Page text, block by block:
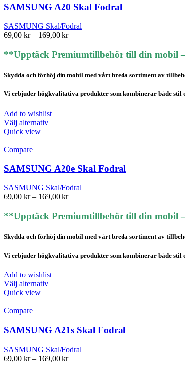
varianter.
De
olika
alternativen
kan
väljas
på
SAMSUNG A20 Skal Fodral
SASMUNG Skal/Fodral
69,00 kr – 169,00 krPrisintervall:
till
**Upptäck Premiumtillbehör till din mobil
Skydda och förhöj din mobil med vårt breda sortiment av
Vi erbjuder högkvalitativa produkter som kombinerar både
Add to wishlist
Välj alternativDen
varianter.
olika
alternativen
kan
väljas
på
Quick view
Compare
SAMSUNG A20e Skal Fodral
SASMUNG Skal/Fodral
69,00 kr – 169,00 krPrisintervall:
till
**Upptäck Premiumtillbehör till din mobil
Skydda och förhöj din mobil med vårt breda sortiment av
Vi erbjuder högkvalitativa produkter som kombinerar både
Add to wishlist
Välj alternativDen
varianter.
De
olika
alternativen
Quick view
Compare
SAMSUNG A21s Skal Fodral
SASMUNG Skal/Fodral
69,00 kr – 169,00 krPrisintervall: